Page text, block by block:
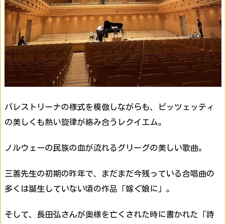
パレストリーナの様式を模倣しながらも、ピッツェッティ
の美しくも熱い旋律が絡み合うレクイエム。
ノルウェーの民族の血が流れるグリーグの美しい歌曲。
三善先生の初期の昨年で、まだまだ今残っている合唱曲の
多くは誕生していない頃の作品「嫁ぐ娘に」。
そして、長田弘さんが奥様を亡くされた時に書かれた「詩